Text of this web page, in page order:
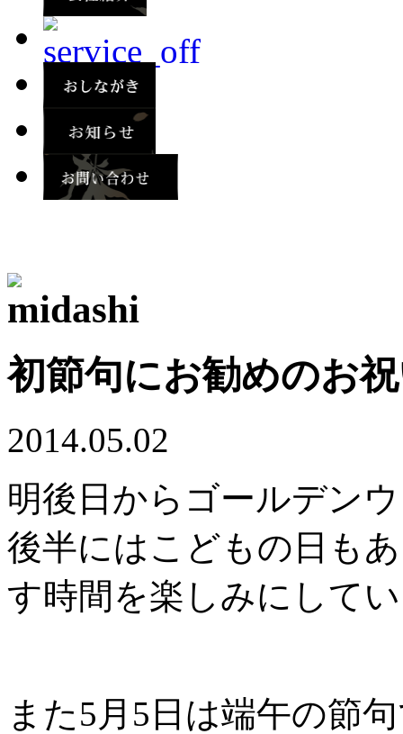
初節句にお勧めのお
2014.05.02
明後日からゴールデン
後半にはこどもの日も
す時間を楽しみにして
また5月5日は端午の節